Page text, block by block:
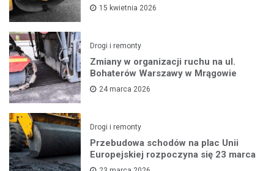
15 kwietnia 2026
Drogi i remonty
Zmiany w organizacji ruchu na ul.
Bohaterów Warszawy w Mrągowie
24 marca 2026
Drogi i remonty
Przebudowa schodów na plac Unii
Europejskiej rozpoczyna się 23 marca